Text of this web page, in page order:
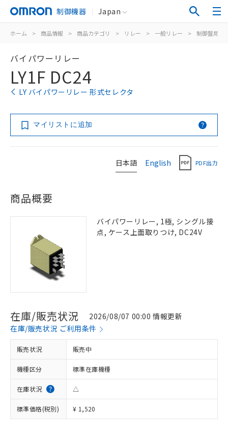
制御機器 Japan
ホーム > 商品情報 > 商品カテゴリ > リレー > 一般リレー > 制御盤用
バイパワーリレー
LY1F DC24
LY バイパワーリレー 形式セレクタ
マイリストに追加
日本語 English PDF出力
商品概要
バイパワーリレー, 1極, シングル接
点, ケース上面取りつけ, DC24V
在庫/販売状況
2026/08/07 00:00 情報更新
在庫/販売状況 ご利用条件
販売状況 販売中
機種区分 標準在庫機種
在庫状況 △
標準価格(税別) ¥ 1,520